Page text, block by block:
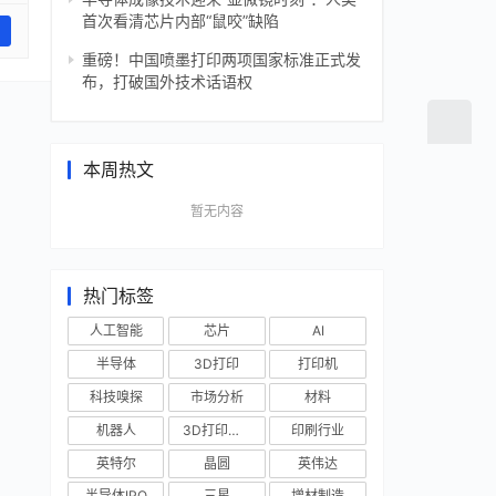
首次看清芯片内部“鼠咬”缺陷
重磅！中国喷墨打印两项国家标准正式发
布，打破国外技术话语权
本周热文
暂无内容
热门标签
人工智能 芯片
AI
半导体
3D打印
打印机
科技嗅探
市场分析
材料
机器人
3D打印技术
印刷行业
英特尔
晶圆
英伟达